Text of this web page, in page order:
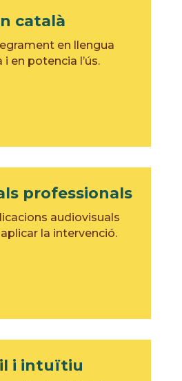
català
en llengua
i en potencia l’ús.
professionals
audiovisuals
la intervenció.
i intuïtiu